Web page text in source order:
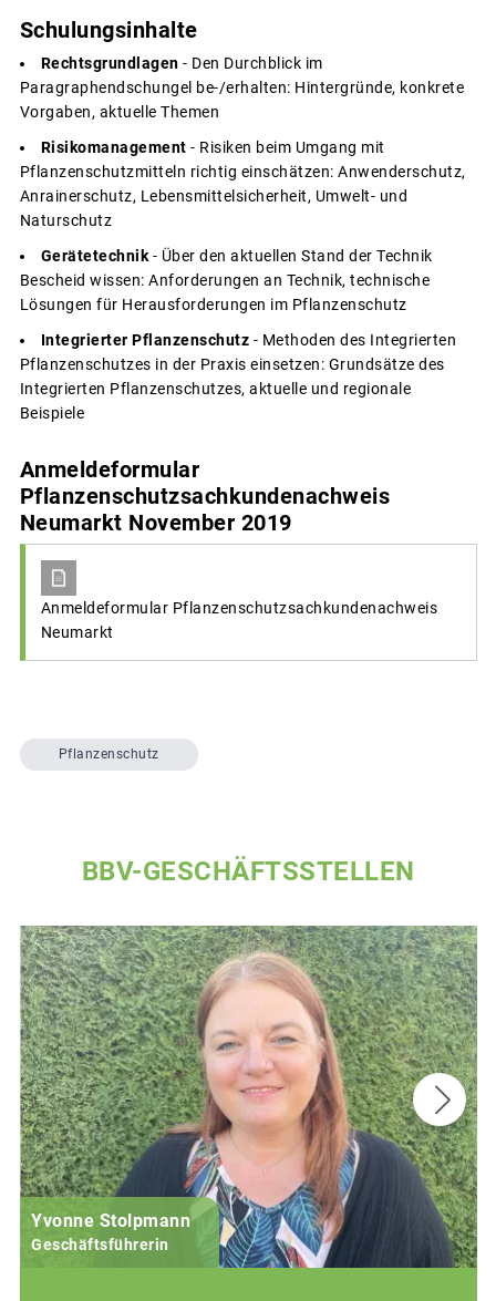
Schulungsinhalte
Rechtsgrundlagen - Den Durchblick im
Paragraphendschungel be-/erhalten: Hintergründe, konkrete
Vorgaben, aktuelle Themen
Risikomanagement - Risiken beim Umgang mit
Pflanzenschutzmitteln richtig einschätzen: Anwenderschutz,
Anrainerschutz, Lebensmittelsicherheit, Umwelt- und
Naturschutz
Gerätetechnik- Über den aktuellen Stand der Technik
Bescheid wissen: Anforderungen an Technik, technische
Lösungen für Herausforderungen im Pflanzenschutz
Integrierter Pflanzenschutz - Methoden des Integrierten
Pflanzenschutzes in der Praxis einsetzen: Grundsätze des
Integrierten Pflanzenschutzes, aktuelle und regionale
Beispiele
Anmeldeformular
Pflanzenschutzsachkundenachweis
Neumarkt November 2019
Anmeldeformular Pflanzenschutzsachkundenachweis
Neumarkt
Pflanzenschutz
BBV-GESCHÄFTSSTELLEN
Yvonne Stolpmann
Geschäftsführerin